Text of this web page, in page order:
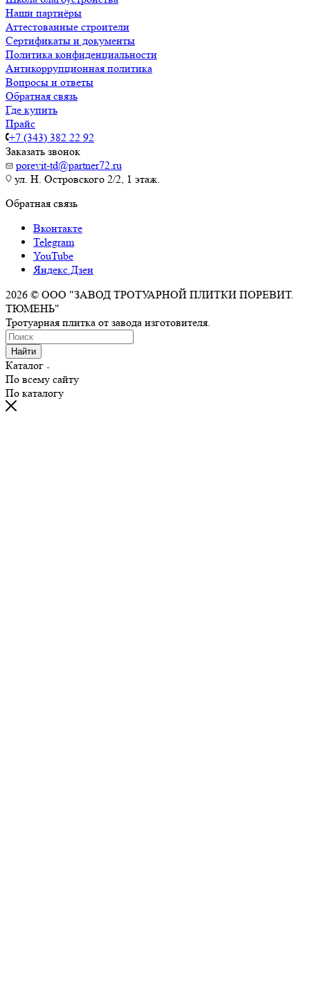
Наши партнёры
Аттестованные строители
Сертификаты и документы
Политика конфиденциальности
Антикоррупционная политика
Вопросы и ответы
Обратная связь
Где купить
Прайс
+7 (343) 382 22 92
Заказать звонок
porevit-td@partner72.ru
ул. Н. Островского 2/2, 1 этаж.
Обратная связь
Вконтакте
Telegram
YouTube
Яндекс.Дзен
2026 © ООО "ЗАВОД ТРОТУАРНОЙ ПЛИТКИ ПОРЕВИТ.
ТЮМЕНЬ"
Тротуарная плитка от завода изготовителя.
Найти
Каталог
По всему сайту
По каталогу